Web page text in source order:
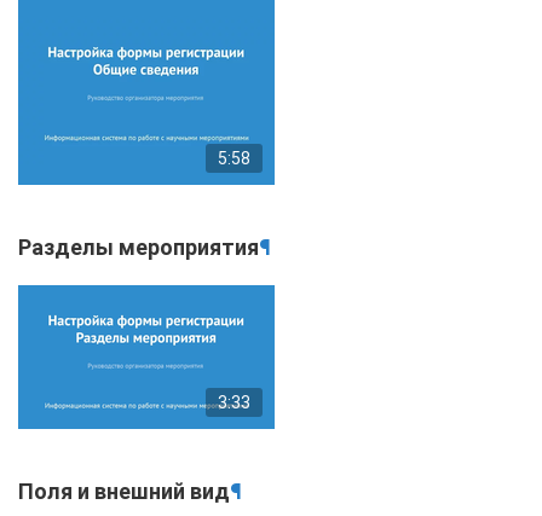
5:58
Разделы мероприятия¶
3:33
Поля и внешний вид¶